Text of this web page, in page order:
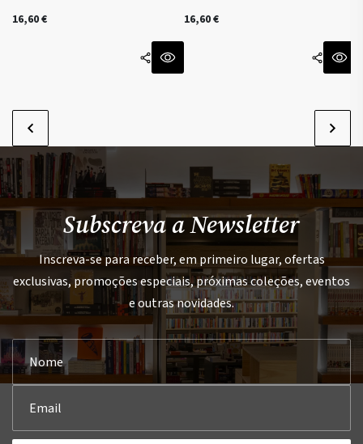
16,60€ 16,60€
Subscreva a Newsletter
Inscreva-se para receber, em primeiro lugar, ofertas
exclusivas, promoções especiais, próximas coleções, eventos
e outras novidades.